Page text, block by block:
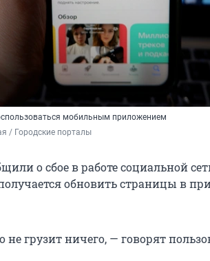
мобильным приложением
/ Городские порталы
о сбое в работе социальной
обновить страницы в
не грузит ничего, — говорят